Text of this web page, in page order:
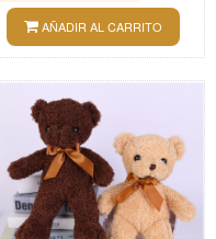
AÑADIR AL CARRITO